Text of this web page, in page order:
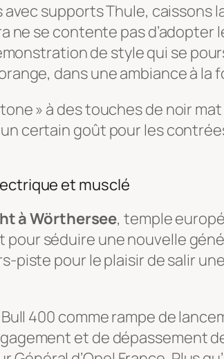
supports Thule,
ne se contente pas
de style qui se
dans une ambiance à la
» à des touches de noir
certain goût pour les
et musclé
à Wörthersee, temple
pour séduire une nouvelle
piste pour le plaisir de salir
Bull 400 comme rampe de
et de dépassement